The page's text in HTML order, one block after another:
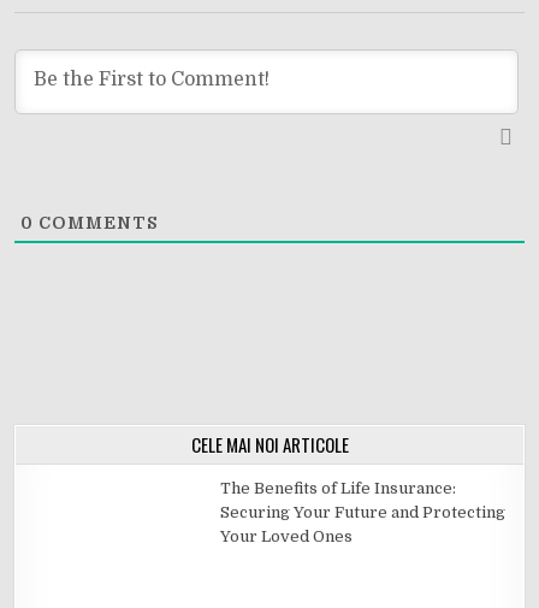
0 COMMENTS
CELE MAI NOI ARTICOLE
The Benefits of Life Insurance:
Securing Your Future and Protecting
Your Loved Ones